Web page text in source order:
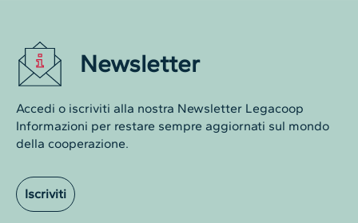
Newsletter
Accedi o iscriviti alla nostra Newsletter Legacoop
Informazioni per restare sempre aggiornati sul mondo
della cooperazione.
Iscriviti